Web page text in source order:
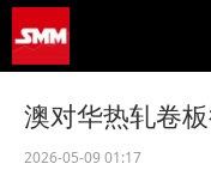
【汽车会】安安新
澳对华热轧卷
2026-05-09 01:17